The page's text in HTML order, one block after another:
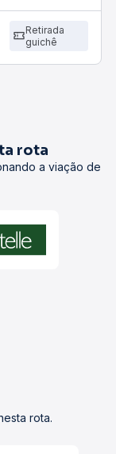
Retirada
guichê
rota
a viação de
rota.